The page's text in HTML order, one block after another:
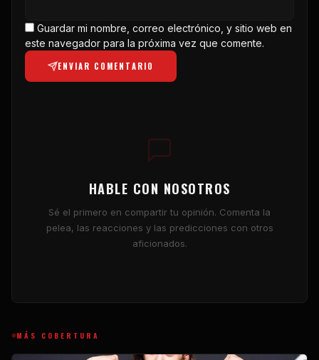
Guardar mi nombre, correo electrónico, y sitio web en
este navegador para la próxima vez que comente.
ENVIAR COMENTARIO
HABLE CON NOSOTROS
Sé el primero en compartir tu opinión. Comenta la
pelea, las reacciones y las predicciones con otros
aficionados.
MÁS COBERTURA